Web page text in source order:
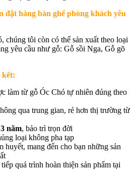
đặt hàng bàn ghế phòng khách yêu
chúng tôi còn có thể sản xuất theo loại
yêu cầu như gỗ: Gỗ sồi Nga, Gỗ gõ
kết:
làm từ gỗ Óc Chó tự nhiên đúng theo
qua trung gian, rẻ hơn thị trường từ
3 năm, bảo trì trọn đời
loại không pha tạp
huyết, mang đến cho bạn những sản
quá trình hoàn thiện sản phẩm tại